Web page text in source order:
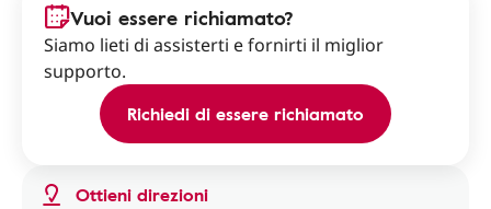
Ottieni direzioni
Vuoi essere richiamato?
Siamo lieti di assisterti e fornirti il miglior
supporto.
Richiedi di essere richiamato